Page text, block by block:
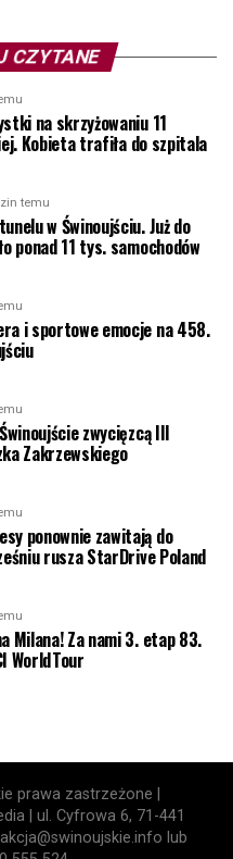
CZYTANE
na skrzyżowaniu 11
Kobieta trafiła do szpitala
temu
w Świnoujściu. Już do
ponad 11 tys. samochodów
i sportowe emocje na 458.
zwycięzcą III
Zakrzewskiego
ponownie zawitają do
rusza StarDrive Poland
Milana! Za nami 3. etap 83.
WorldTour
prawa zastrzeżone |
| ul. Cyfrowa 6, 71-441
lub